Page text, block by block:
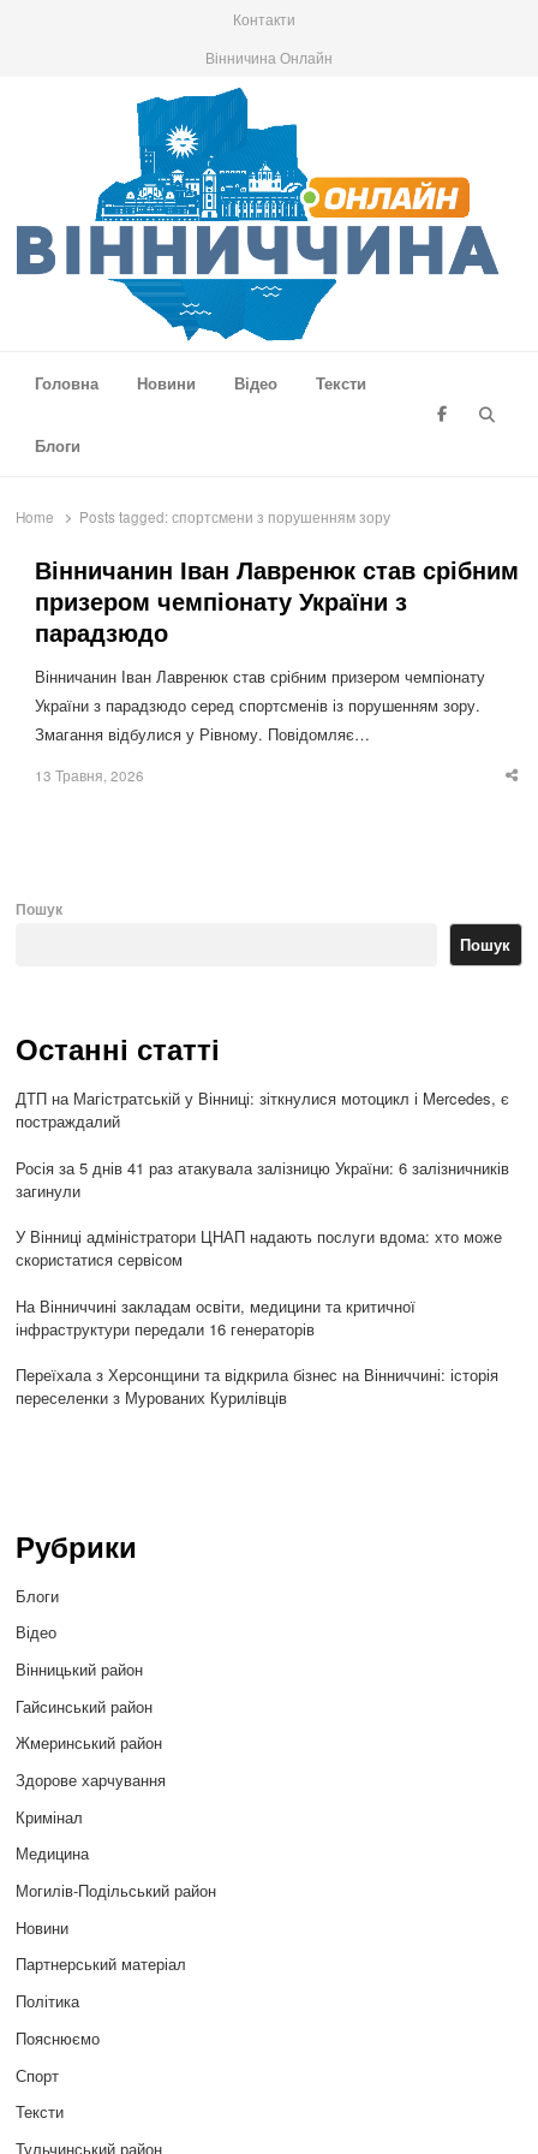
Контакти
Вінничина Онлайн
Головна
Новини Відео Тексти
Блоги
Home Posts tagged:спортсмени з порушенням зору
Вінничанин Іван Лавренюк став срібним
призером чемпіонату України з
парадзюдо
Вінничанин Іван Лавренюк став срібним призером чемпіонату
України з парадзюдо серед спортсменів із порушенням зору.
Змагання відбулися у Рівному. Повідомляє…
13 Травня, 2026
Пошук
Пошук
Останні статті
ДТП на Магістратській у Вінниці: зіткнулися мотоцикл і Mercedes, є
постраждалий
Росія за 5 днів 41 раз атакувала залізницю України: 6 залізничників
загинули
У Вінниці адміністратори ЦНАП надають послуги вдома: хто може
скористатися сервісом
На Вінниччині закладам освіти, медицини та критичної
інфраструктури передали 16 генераторів
Переїхала з Херсонщини та відкрила бізнес на Вінниччині: історія
переселенки з Мурованих Курилівців
Рубрики
Блоги
Відео
Вінницький район
Гайсинський район
Жмеринський район
Здорове харчування
Кримінал
Медицина
Могилів-Подільський район
Новини
Партнерський матеріал
Політика
Пояснюємо
Спорт
Тексти
Тульчинський район